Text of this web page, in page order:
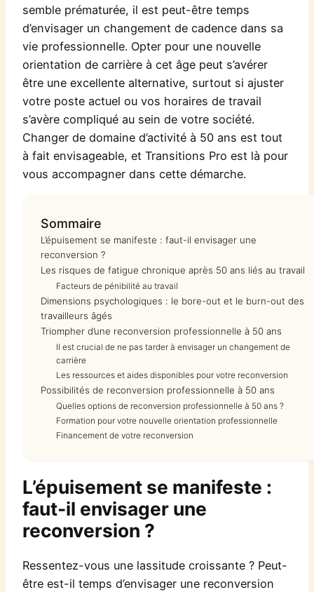
semble prématurée, il est peut-être temps
d’envisager un changement de cadence dans sa
vie professionnelle. Opter pour une nouvelle
orientation de carrière à cet âge peut s’avérer
être une excellente alternative, surtout si ajuster
votre poste actuel ou vos horaires de travail
s’avère compliqué au sein de votre société.
Changer de domaine d’activité à 50 ans est tout
à fait envisageable, et Transitions Pro est là pour
vous accompagner dans cette démarche.
Sommaire
L’épuisement se manifeste : faut-il envisager une
reconversion ?
Les risques de fatigue chronique après 50 ans liés au travail
Facteurs de pénibilité au travail
Dimensions psychologiques : le bore-out et le burn-out des
travailleurs âgés
Triompher d’une reconversion professionnelle à 50 ans
Il est crucial de ne pas tarder à envisager un changement de
carrière
Les ressources et aides disponibles pour votre reconversion
Possibilités de reconversion professionnelle à 50 ans
Quelles options de reconversion professionnelle à 50 ans ?
Formation pour votre nouvelle orientation professionnelle
Financement de votre reconversion
L’épuisement se manifeste :
faut-il envisager une
reconversion ?
Ressentez-vous une lassitude croissante ? Peut-
être est-il temps d’envisager une reconversion